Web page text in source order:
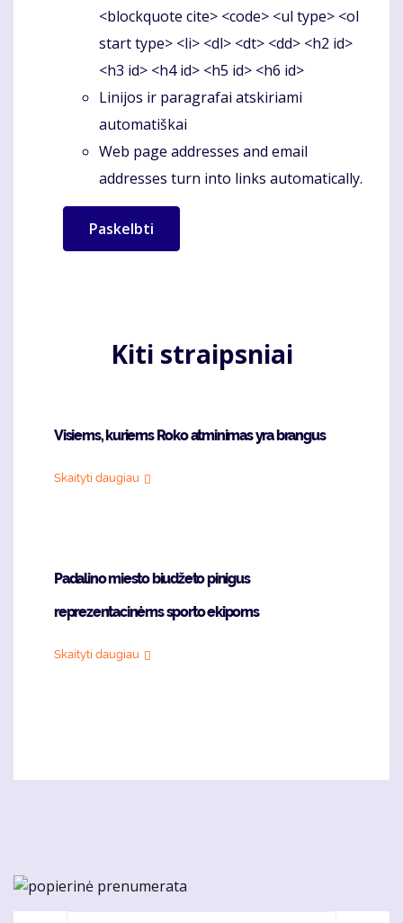
<blockquote cite> <code> <ul type> <ol
start type> <li> <dl> <dt> <dd> <h2 id>
<h3 id> <h4 id> <h5 id> <h6 id>
Linijos ir paragrafai atskiriami
automatiškai
Web page addresses and email
addresses turn into links automatically.
Kiti straipsniai
Visiems, kuriems Roko atminimas yra brangus
Skaityti daugiau
Padalino miesto biudžeto pinigus
reprezentacinėms sporto ekipoms
Skaityti daugiau